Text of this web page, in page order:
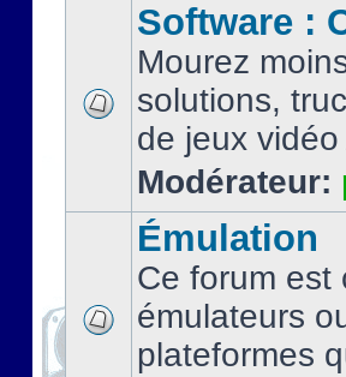
Software :
Mourez
solutions,
de jeux
Modérateur:
Émulation
Ce forum est
émulateurs
plateformes